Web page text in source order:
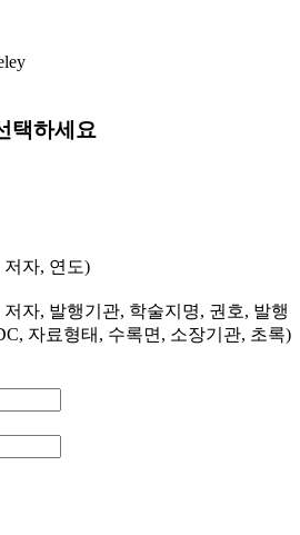
택하세요
저자, 연도)
자, 발행기관, 학술지명, 권호, 발행
자료형태, 수록면, 소장기관, 초록)